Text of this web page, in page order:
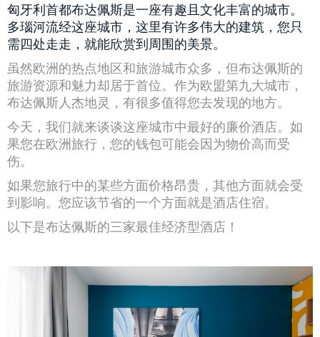
匈牙利首都布达佩斯是一座有趣且文化丰富的城市。
多瑙河流经这座城市，这里有许多伟大的建筑，您只
需四处走走，就能欣赏到周围的美景。
虽然欧洲的热点地区和旅游城市众多，但布达佩斯的
旅游资源和魅力却居于首位。作为欧盟第九大城市，
布达佩斯人杰地灵，有很多值得您去发现的地方。
今天，我们就来谈谈这座城市中最好的廉价酒店。如
果您在欧洲旅行，您的钱包可能会因为物价高而受
伤。
如果您旅行中的某些方面价格昂贵，其他方面就会受
到影响。您应该节省的一个方面就是酒店住宿。
以下是布达佩斯的三家最佳经济型酒店！